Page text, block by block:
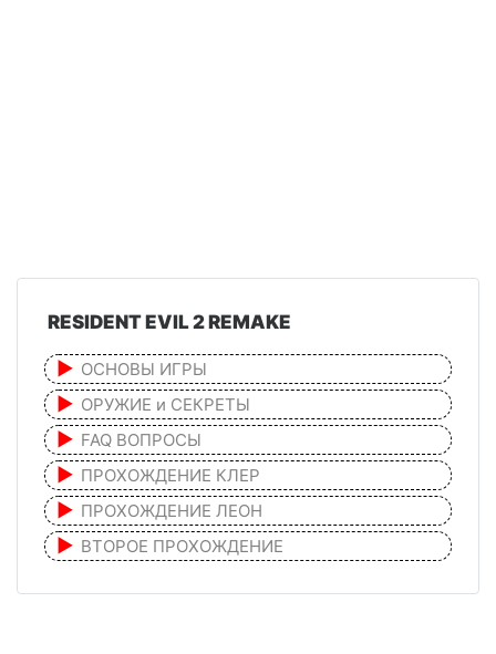
RESIDENT EVIL 2 REMAKE
ОСНОВЫ ИГРЫ
ОРУЖИЕ и СЕКРЕТЫ
FAQ ВОПРОСЫ
ПРОХОЖДЕНИЕ КЛЕР
ПРОХОЖДЕНИЕ ЛЕОН
ВТОРОЕ ПРОХОЖДЕНИЕ